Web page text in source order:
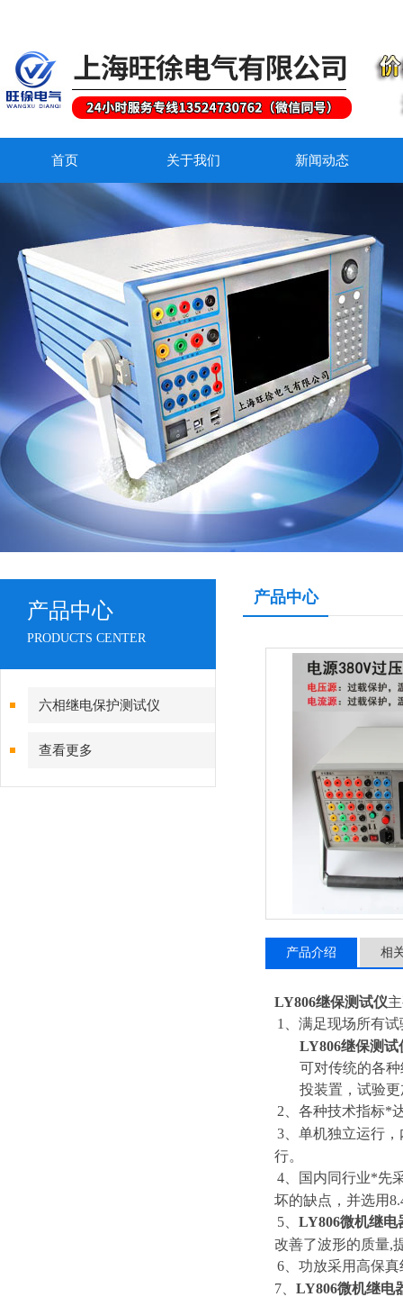
首页 关于我们 新闻动态
产品中心
PRODUCTS CENTER
六相继电保护测试仪
查看更多
产品中心
产品介绍 相
LY806继保测试仪
1、满足现场所有
LY806继保测试
可对传统的各
投装置，试验
2、各种技术指标*
3、单机独立运行
行。
4、国内同行业*先
坏的缺点，并选用
5、 LY806微机继电
改善了波形的质量,
6、功放采用高保
7、 LY806微机继电